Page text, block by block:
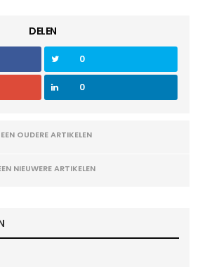
DELEN
0
0
OUDERE ARTIKELEN
NIEUWERE ARTIKELEN